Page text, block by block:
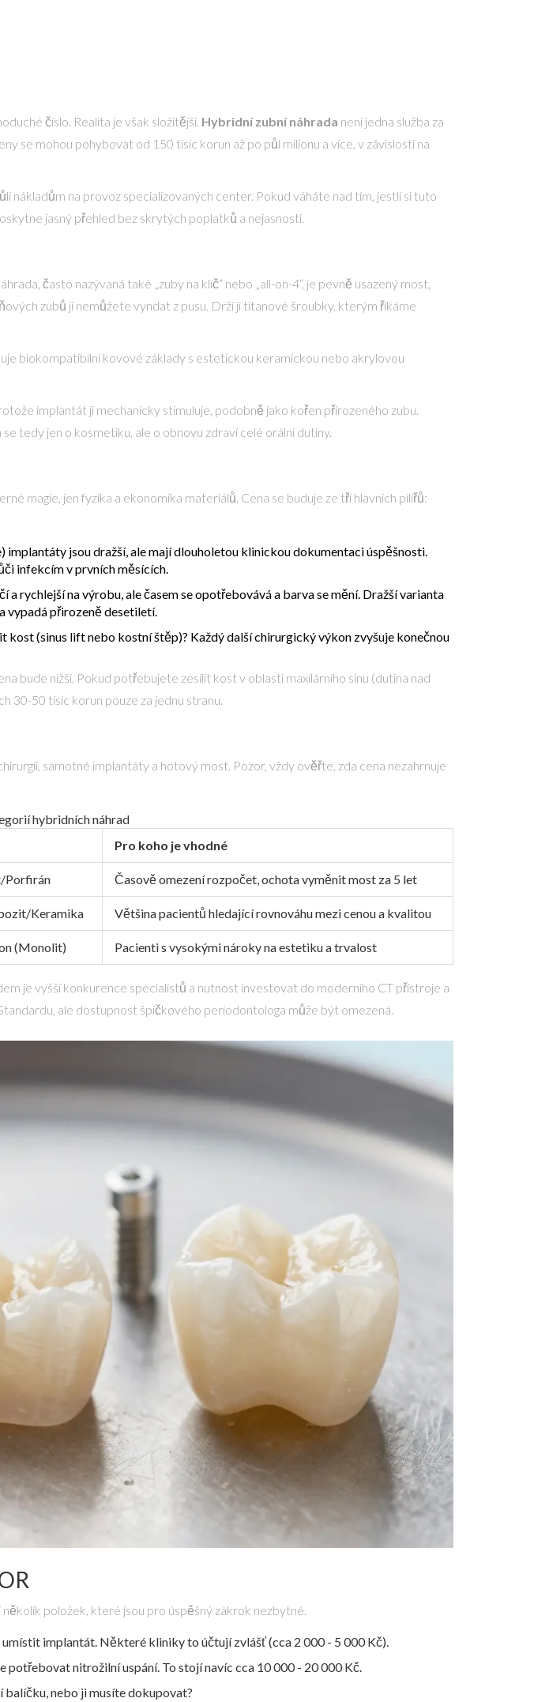
číslo. Realita je však složitější. Hybridní zubní náhrada není jedna služba za
se mohou pohybovat od 150 tisíc korun až po půl milionu a více, v závislosti na
nákladům na provoz specializovaných center. Pokud váháte nad tím, jestli si tuto
jasný přehled bez skrytých poplatků a nejasností.
často nazývaná také „zuby na klíč“ nebo „all-on-4“, je pevně usazený most,
zubů ji nemůžete vyndat z pusu. Drží ji titanové šroubky, kterým říkáme
biokompatibilní kovové základy s estetickou keramickou nebo akrylovou
implantát ji mechanicky stimuluje, podobně jako kořen přirozeného zubu.
tedy jen o kosmetiku, ale o obnovu zdraví celé orální dutiny.
magie, jen fyzika a ekonomika materiálů. Cena se buduje ze tří hlavních pilířů:
implantáty jsou dražší, ale mají dlouholetou klinickou dokumentaci úspěšnosti.
infekcím v prvních měsících.
rychlejší na výrobu, ale časem se opotřebovává a barva se mění. Dražší varianta
vypadá přirozeně desetiletí.
(sinus lift nebo kostní štěp)? Každý další chirurgický výkon zvyšuje konečnou
bude nižší. Pokud potřebujete zesílit kost v oblasti maxilárního sinu (dutina nad
30-50 tisíc korun pouze za jednu stranu.
samotné implantáty a hotový most. Pozor, vždy ověřte, zda cena nezahrnuje
hybridních náhrad
Pro koho je vhodné
Porfirán Časově omezení rozpočet, ochota vyměnit most za 5 let
Keramika Většina pacientů hledající rovnováhu mezi cenou a kvalitou
(Monolit) Pacienti s vysokými nároky na estetiku a trvalost
je vyšší konkurence specialistů a nutnost investovat do moderního CT přístroje a
ale dostupnost špičkového periodontologa může být omezená.
položek, které jsou pro úspěšný zákrok nezbytné.
implantát. Některé kliniky to účtují zvlášť (cca 2 000 - 5 000 Kč).
nitrožilní uspání. To stojí navíc cca 10 000 - 20 000 Kč.
balíčku, nebo ji musíte dokupovat?